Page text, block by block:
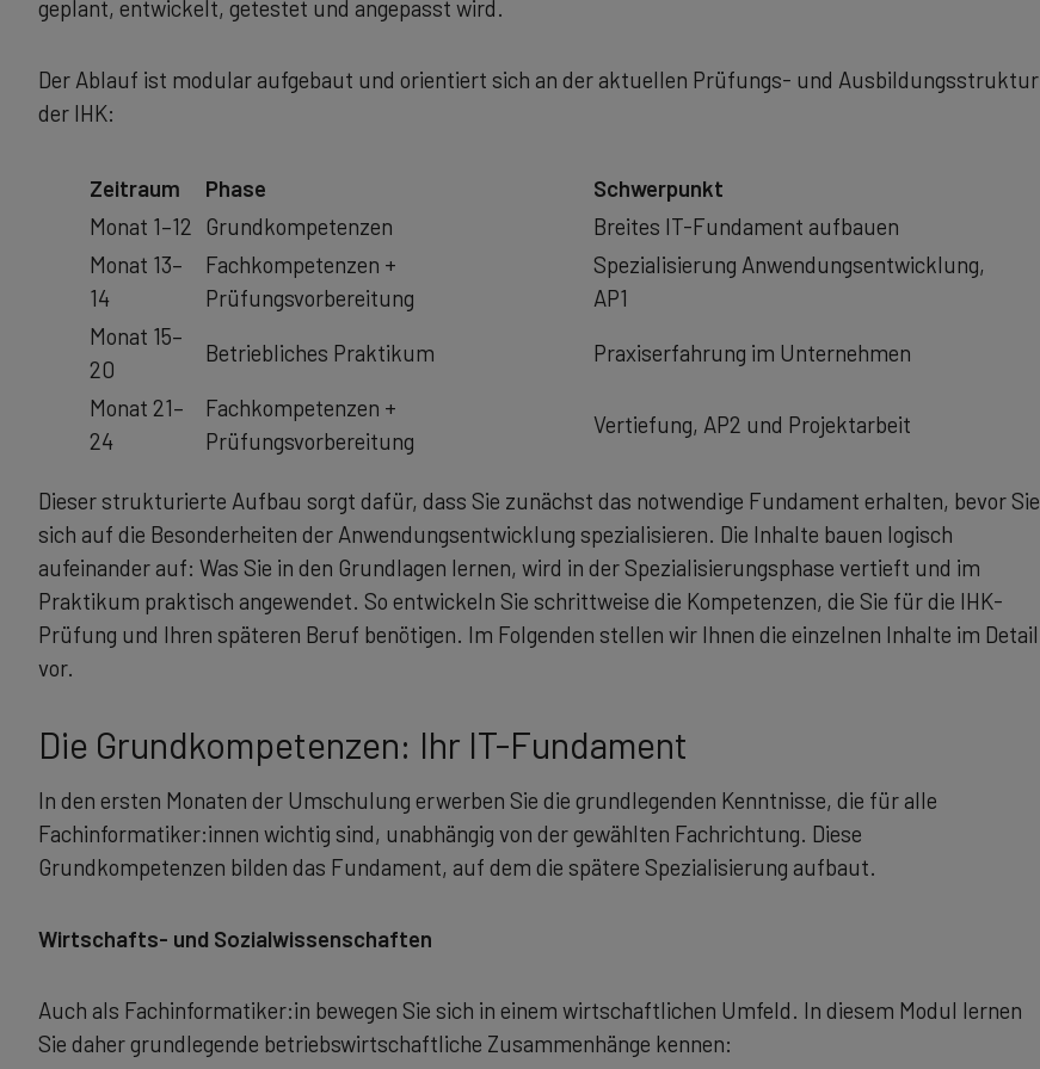
geplant, entwickelt, getestet und angepasst wird.
Der Ablauf ist modular aufgebaut und orientiert sich an der aktuellen Prüfungs- und Ausbildungsstruktur
der IHK:
Zeitraum Phase
Schwerpunkt
Monat 1–12
Grundkompetenzen
Breites IT-Fundament aufbauen
Monat 13–
14
Fachkompetenzen +
Prüfungsvorbereitung
Spezialisierung Anwendungsentwicklung,
AP1
Monat 15–
20
Betriebliches Praktikum
Praxiserfahrung im Unternehmen
Monat 21–
24
Fachkompetenzen +
Prüfungsvorbereitung
Vertiefung, AP2 und Projektarbeit
Dieser strukturierte Aufbau sorgt dafür, dass Sie zunächst das notwendige Fundament erhalten, bevor Sie
sich auf die Besonderheiten der Anwendungsentwicklung spezialisieren. Die Inhalte bauen logisch
aufeinander auf: Was Sie in den Grundlagen lernen, wird in der Spezialisierungsphase vertieft und im
Praktikum praktisch angewendet. So entwickeln Sie schrittweise die Kompetenzen, die Sie für die IHK-
Prüfung und Ihren späteren Beruf benötigen. Im Folgenden stellen wir Ihnen die einzelnen Inhalte im Detail
vor.
Die Grundkompetenzen: Ihr IT-Fundament
In den ersten Monaten der Umschulung erwerben Sie die grundlegenden Kenntnisse, die für alle
Fachinformatiker:innen wichtig sind, unabhängig von der gewählten Fachrichtung. Diese
Grundkompetenzen bilden das Fundament, auf dem die spätere Spezialisierung aufbaut.
Wirtschafts- und Sozialwissenschaften
Auch als Fachinformatiker:in bewegen Sie sich in einem wirtschaftlichen Umfeld. In diesem Modul lernen
Sie daher grundlegende betriebswirtschaftliche Zusammenhänge kennen: